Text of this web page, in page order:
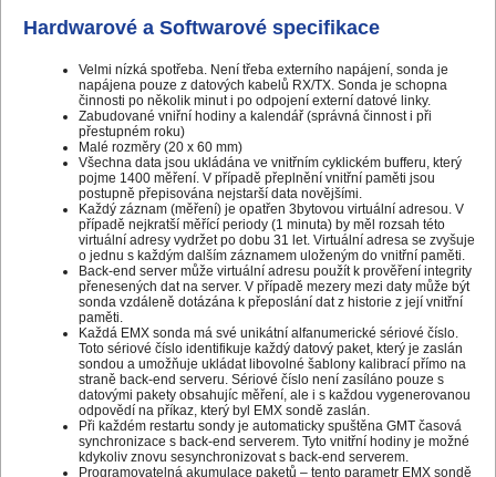
Hardwarové a Softwarové specifikace
Velmi nízká spotřeba. Není třeba externího napájení, sonda je
napájena pouze z datových kabelů RX/TX. Sonda je schopna
činnosti po několik minut i po odpojení externí datové linky.
Zabudované vniřní hodiny a kalendář (správná činnost i při
přestupném roku)
Malé rozměry (20 x 60 mm)
Všechna data jsou ukládána ve vnitřním cyklickém bufferu, který
pojme 1400 měření. V případě přeplnění vnitřní paměti jsou
postupně přepisována nejstarší data novějšími.
Každý záznam (měření) je opatřen 3bytovou virtuální adresou. V
případě nejkratší měřící periody (1 minuta) by měl rozsah této
virtuální adresy vydržet po dobu 31 let. Virtuální adresa se zvyšuje
o jednu s každým dalším záznamem uloženým do vnitřní paměti.
Back-end server může virtuální adresu použít k prověření integrity
přenesených dat na server. V případě mezery mezi daty může být
sonda vzdáleně dotázána k přeposlání dat z historie z její vnitřní
paměti.
Každá EMX sonda má své unikátní alfanumerické sériové číslo.
Toto sériové číslo identifikuje každý datový paket, který je zaslán
sondou a umožňuje ukládat libovolné šablony kalibrací přímo na
straně back-end serveru. Sériové číslo není zasíláno pouze s
datovými pakety obsahujíc měření, ale i s každou vygenerovanou
odpovědí na příkaz, který byl EMX sondě zaslán.
Při každém restartu sondy je automaticky spuštěna GMT časová
synchronizace s back-end serverem. Tyto vnitřní hodiny je možné
kdykoliv znovu sesynchronizovat s back-end serverem.
Programovatelná akumulace paketů – tento parametr EMX sondě